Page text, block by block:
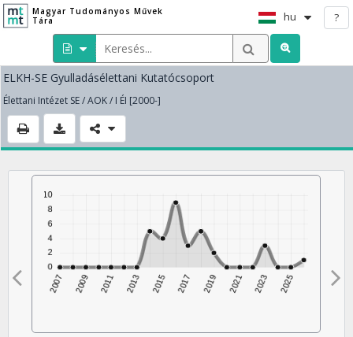
Magyar Tudományos Művek
Tára
hu ?
ELKH-SE Gyulladásélettani Kutatócsoport
Élettani Intézet SE / AOK / I ÉI [2000-]